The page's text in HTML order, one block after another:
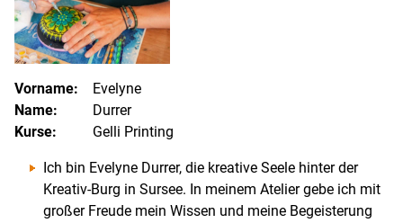
Vorname:
Evelyne
Name:
Durrer
Kurse:
Gelli Printing
Ich bin Evelyne Durrer, die kreative Seele hinter der
Kreativ-Burg in Sursee. In meinem Atelier gebe ich mit
großer Freude mein Wissen und meine Begeisterung